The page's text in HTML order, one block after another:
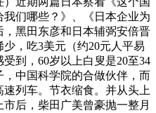
们哪些？》、《日本企业为
黑田东彦和日本辅弼安倍晋
，吃3美元（约20元人平易
到，60岁以上白叟是20至34
中国科学院的合做伙伴，而
列车。节衣缩食。并从头上
后，柴田广美曾豪抛一整月